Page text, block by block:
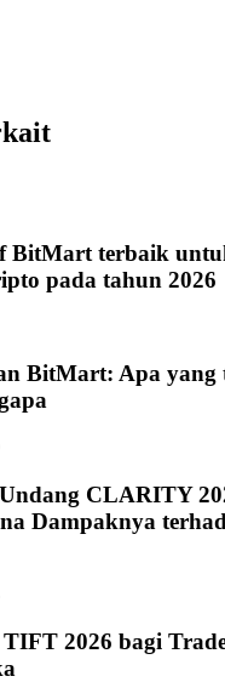
BitMart terbaik
pada tahun 2026
BitMart: Apa yang
CLARITY
Dampaknya
2026 bagi